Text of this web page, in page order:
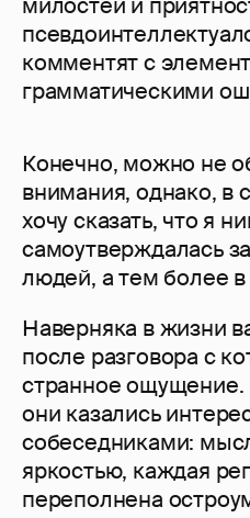
милостей и
комментят с
грамматическими
Конечно, можно не
внимания, однако, в
хочу сказать, что я
самоутверждалась
людей, а тем более в
Наверняка в жизни
после разговора с
странное
они казались
собеседниками:
яркостью, каждая
переполнена